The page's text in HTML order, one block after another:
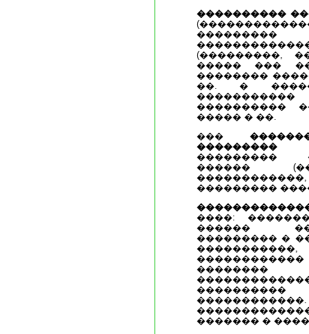
����������
(���������,
����� ���
��������
��. �
����������
����� � ��.
���
���������
���������
������
���������
����:
������
��������� �
������� �